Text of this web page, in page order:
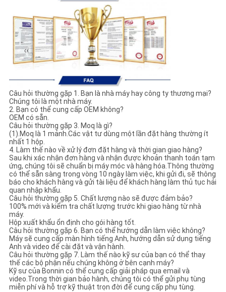
Câu hỏi thường gặp 1. Bạn là nhà máy hay công ty thương mại?
Chúng tôi là một nhà máy.
2. Bạn có thể cung cấp OEM không?
OEM có sẵn.
Câu hỏi thường gặp 3. Moq là gì?
(1).Moq là 1 mảnh.Các vật tư dùng một lần đặt hàng thường ít
nhất 1 hộp.
4. Làm thế nào về xử lý đơn đặt hàng và thời gian giao hàng?
Sau khi xác nhận đơn hàng và nhận được khoản thanh toán tạm
ứng, chúng tôi sẽ chuẩn bị máy móc và hàng hóa.Thông thường
có thể sẵn sàng trong vòng 10 ngày làm việc, khi gửi đi, sẽ thông
báo cho khách hàng và gửi tài liệu để khách hàng làm thủ tục hải
quan nhập khẩu.
Câu hỏi thường gặp 5. Chất lượng nào sẽ được đảm bảo?
100% mới và kiểm tra chất lượng trước khi giao hàng từ nhà
máy.
Hộp xuất khẩu ổn định cho gói hàng tốt.
Câu hỏi thường gặp 6. Bạn có thể hướng dẫn làm việc không?
Máy sẽ cung cấp màn hình tiếng Anh, hướng dẫn sử dụng tiếng
Anh và video để cài đặt và vận hành.
Câu hỏi thường gặp 7. Làm thế nào kỹ sư của bạn có thể thay
thế các bộ phận nếu chúng không ở bên cạnh máy?
Kỹ sư của Bonnin có thể cung cấp giải pháp qua email và
video.Trong thời gian bảo hành, chúng tôi có thể gửi phụ tùng
miễn phí và hỗ trợ kỹ thuật trọn đời để cung cấp phụ tùng.